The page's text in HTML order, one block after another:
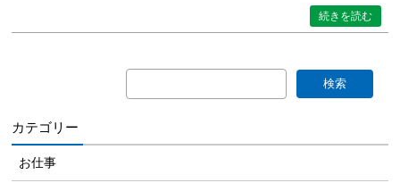
続きを読む
カテゴリー
お仕事